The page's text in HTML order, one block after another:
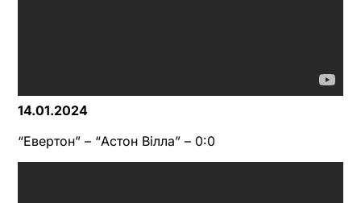
14.01.2024
“Евертон” – “Астон Вілла” – 0:0